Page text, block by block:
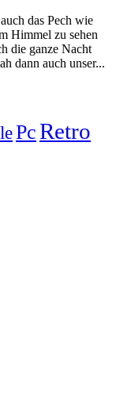
das Pech wie
Himmel zu sehen
die ganze Nacht
dann auch unser...
PcRetro